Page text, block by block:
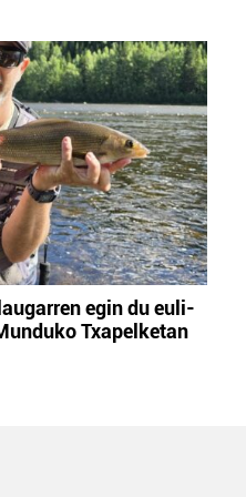
egin du euli-
Txapelketan